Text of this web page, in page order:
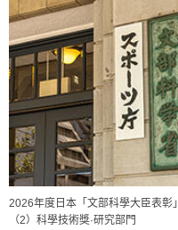
2026年度日本「文部科學大臣表彰」
（2）科學技術獎·研究部門